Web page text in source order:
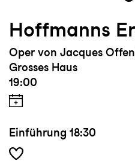
Hoffmanns
Oper von Jacques
Grosses Haus
19:00
Einführung 18:30